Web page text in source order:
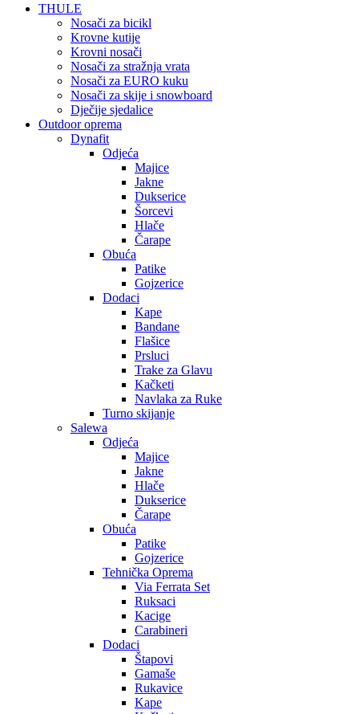
THULE
Nosači za bicikl
Krovne kutije
Krovni nosači
Nosači za stražnja vrata
Nosači za EURO kuku
Nosači za skije i snowboard
Dječije sjedalice
Outdoor oprema
Dynafit
Odjeća
Majice
Jakne
Dukserice
Šorcevi
Hlače
Čarape
Obuća
Patike
Gojzerice
Dodaci
Kape
Bandane
Flašice
Prsluci
Trake za Glavu
Kačketi
Navlaka za Ruke
Turno skijanje
Salewa
Odjeća
Majice
Jakne
Hlače
Dukserice
Čarape
Obuća
Patike
Gojzerice
Tehnička Oprema
Via Ferrata Set
Ruksaci
Kacige
Carabineri
Dodaci
Štapovi
Gamaše
Rukavice
Kape